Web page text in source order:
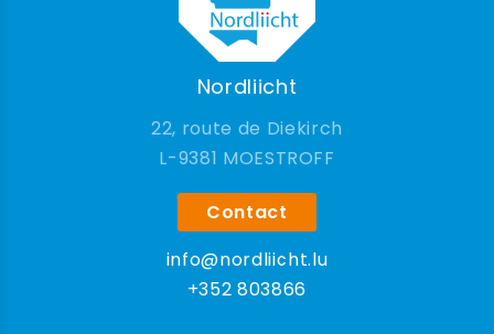
Nordliicht
22, route de Diekirch
9381 MOESTROFF
Contact
info@nordliicht.lu
+352 803866